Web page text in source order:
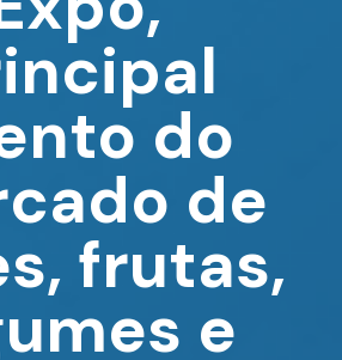
do
de
frutas,
e